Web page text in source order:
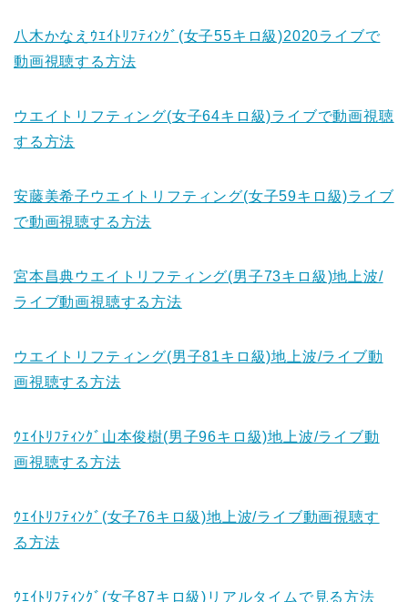
八木かなえｳｴｲﾄﾘﾌﾃｨﾝｸﾞ(女子55キロ級)2020ライブで
動画視聴する方法
ウエイトリフティング(女子64キロ級)ライブで動画視聴
する方法
安藤美希子ウエイトリフティング(女子59キロ級)ライブ
で動画視聴する方法
宮本昌典ウエイトリフティング(男子73キロ級)地上波/
ライブ動画視聴する方法
ウエイトリフティング(男子81キロ級)地上波/ライブ動
画視聴する方法
ｳｴｲﾄﾘﾌﾃｨﾝｸﾞ山本俊樹(男子96キロ級)地上波/ライブ動
画視聴する方法
ｳｴｲﾄﾘﾌﾃｨﾝｸﾞ(女子76キロ級)地上波/ライブ動画視聴す
る方法
ｳｴｲﾄﾘﾌﾃｨﾝｸﾞ(女子87キロ級)リアルタイムで見る方法